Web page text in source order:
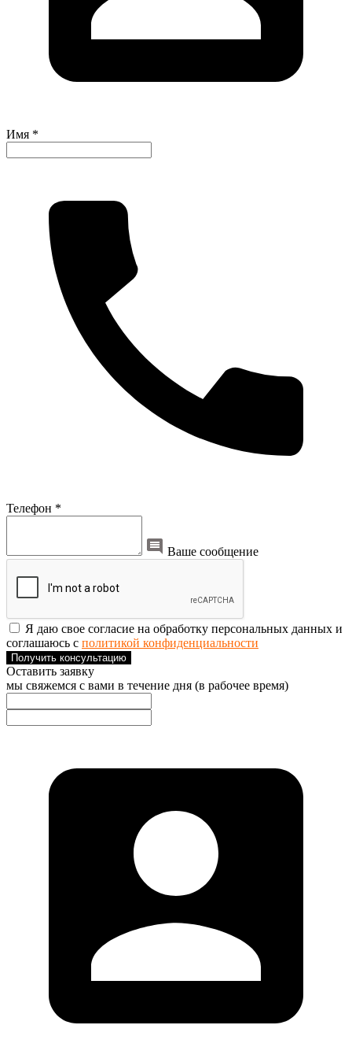
Имя *
Телефон *
Ваше сообщение
Я даю свое согласие на обработку персональных данных и
соглашаюсь с политикой конфиденциальности
Получить консультацию
Оставить заявку
мы свяжемся с вами в течение дня (в рабочее время)